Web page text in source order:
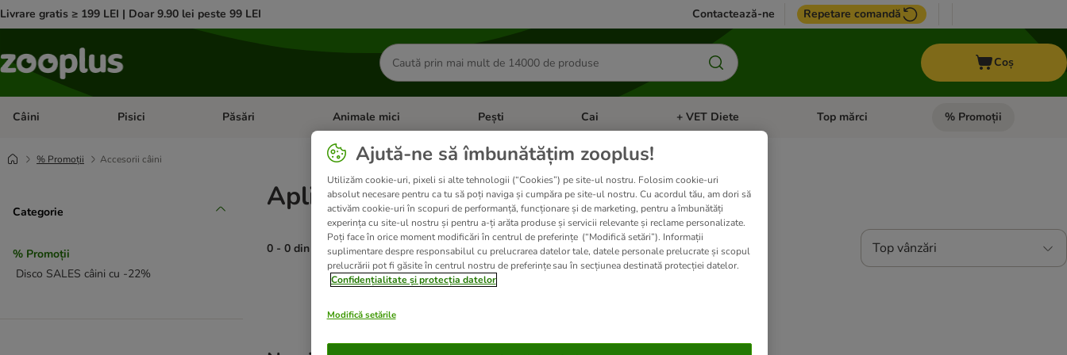
Livrare gratis ≥ 199 LEI | Doar 9.90 lei peste 99 LEI Contactează-ne Repetare comandă
Căutare
produse
Coș
Câini Deschideți meniul cu categorii: Câini
Pisici Deschideți meniul cu categorii: Pisici
Păsări Deschideți meniul cu categorii: Păsări
Animale mici Deschideți meniul cu categorii: Animale mici
Pești Deschideți meniul cu categorii: Pești
Cai Deschideți meniul cu categorii: Cai
+ VET Diete Deschideți meniul cu categorii: + VET Diete
Top mărci Deschideți meniul cu
% Promoții
% Promoții Accesorii câini
Categorie
% Promoții
Disco SALES câini cu -22%
Aplică voucherul 22-DISCO
0 - 0 din 0 rezultate Top vânzări
product items have been changed
Ajută-ne să îmbunătățim zooplus!
Utilizăm cookie-uri, pixeli si alte tehnologii (“Cookies”) pe site-ul nostru. Folosim cookie-uri
absolut necesare pentru ca tu să poți naviga și cumpăra pe site-ul nostru. Cu acordul tău, am dori să
activăm cookie-uri în scopuri de performanță, funcționare și de marketing, pentru a îmbunătăți
experința cu site-ul nostru și pentru a-ți arăta produse și servicii relevante și reclame personalizate.
Poți face în orice moment modificări în centrul de preferințe (“Modifică setări”). Informații
suplimentare despre responsabilul cu prelucrarea datelor tale, datele personale prelucrate și scopul
prelucrării pot fi găsite în centrul nostru de preferințe sau în secțiunea destinată protecției datelor.
Confidențialitate și protecția datelor
Modifică setările